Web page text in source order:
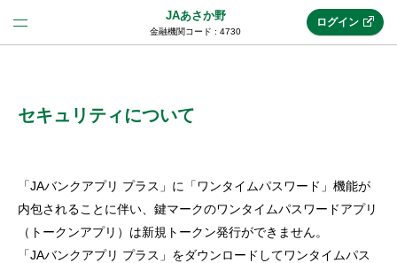
JAあさか野
金融機関コード : 4730
(法人JAネットバンク)
JAネットバンクトップ
ログイン
セキュリティについて
「JAバンクアプリ プラス」に「ワンタイムパスワード」機能が
内包されることに伴い、鍵マークのワンタイムパスワードアプリ
（トークンアプリ）は新規トークン発行ができません。
「JAバンクアプリ プラス」をダウンロードしてワンタイムパス